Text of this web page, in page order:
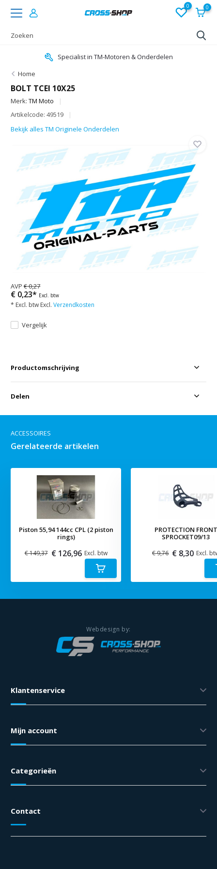
0 0
Specialist in TM-Motoren & Onderdelen
Home
BOLT TCEI 10X25
Merk:TM Moto
Artikelcode: 49519
Bekijk alles TM Originele Onderdelen
AVP€ 0,27
€ 0,23* Excl. btw
* Excl. btw Excl.Verzendkosten
Vergelijk
Productomschrijving
Delen
ACCESSOIRES
Gerelateerde artikelen
Piston 55,94 144cc CPL (2 piston
rings)
€ 149,37 € 126,96 Excl. btw
PROTECTION FRONT
SPROCKET09/13
€ 9,76 € 8,30 Excl.
Klantenservice
Mijn account
Categorieën
Contact